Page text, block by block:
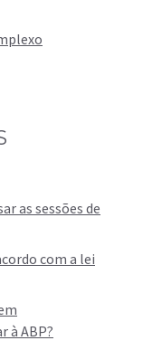
as sessões de
com a lei
à ABP?